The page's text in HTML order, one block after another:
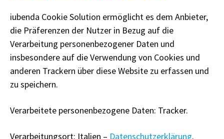
iubenda Cookie Solution ermöglicht es dem Anbieter,
die Präferenzen der Nutzer in Bezug auf die
Verarbeitung personenbezogener Daten und
insbesondere auf die Verwendung von Cookies und
anderen Trackern über diese Website zu erfassen und
zu speichern.
Verarbeitete personenbezogene Daten: Tracker.
Verarbeitungsort: Italien – Datenschutzerklärung.